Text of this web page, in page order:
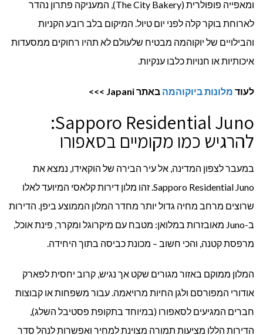
ומאפייה פופולרית (The City Bakery), המעניקה פתרון נהדר
לארוחת בוקר קלה לפני יום טיול. המיקום בלב רובע הקניות
והבילויים של יוקוהמה מבטיח שלעולם לא תהיו רחוקים ממסעדות
איכותיות או חנויות כלבו ענקיות.
לעוד מלונות ביוקוהמה באתרJapani
>>>
Sapporo Residential Juno:
להרגיש כמו מקומיים בסאפורו
במעבר לצפון המדינה, אל עיר הבירה של הוקאידו, נמצא את
Sapporo Residential Juno. זהו מלון דירות קלאסי המיועד לאלו
שרוצים מרחב מחיה גדול יותר מחדר המלון הממוצע ביפן. הדירות
ב-Juno מאובזרות במלואן: מטבח עם מיקרוגל ומקרר, פינת אוכל,
מרפסת קטנה, והכי חשוב – מכונת כביסה בתוך היחידה.
המלון ממוקם באזור מגורים שקט אך נגיש, קרוב יחסית לפארק
אודורי המפורסם ולגן החיות מרויאמה. עבור משפחות או קבוצות
חברים המגיעים לסאפורו (במיוחד בתקופת פסטיבל השלג),
הדירות הללו מציעות תמורה מצוינת למחיר ואפשרות לנהל סדר